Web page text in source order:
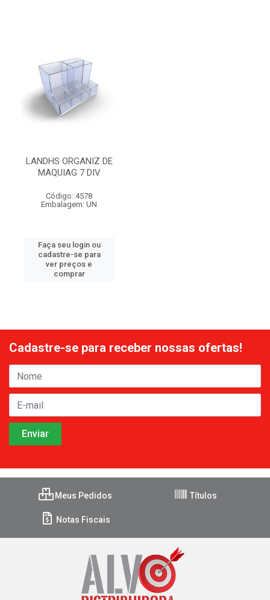
LANDHS ORGANIZ DE
MAQUIAG 7 DIV
Código: 4578
Embalagem: UN
Faça seu login ou
cadastre-se para
ver preços e
comprar
Cadastre-se para receber nossas ofertas!
Meus Pedidos Títulos
Notas Fiscais